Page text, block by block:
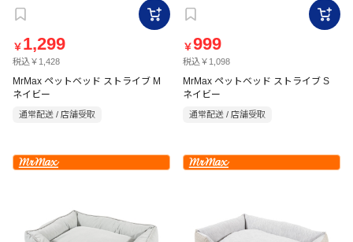
￥ 1,299
税込￥1,428
MrMax ペットベッド ストライブ M
ネイビー
通常配送 / 店舗受取
￥999
税込￥1,098
MrMax ペットベッド ストライブ S
ネイビー
通常配送 / 店舗受取